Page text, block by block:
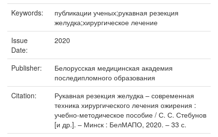
Keywords:
публикации ученых;рукавная резекция
желудка;хирургическое лечение
Issue
Date:
2020
Publisher:
Белорусская медицинская академия
последипломного образования
Citation:
Рукавная резекция желудка – современная
техника хирургического лечения ожирения :
учебно-методическое пособие / С. С. Стебунов
[и др.]. – Минск : БелМАПО, 2020. – 33 с.